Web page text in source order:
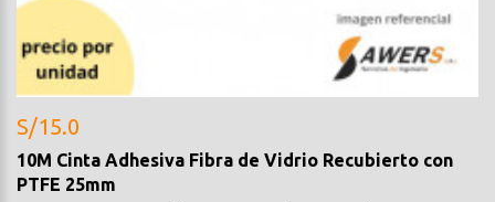
S/15.0
10M Cinta Adhesiva Fibra de Vidrio Recubierto con
PTFE 25mm